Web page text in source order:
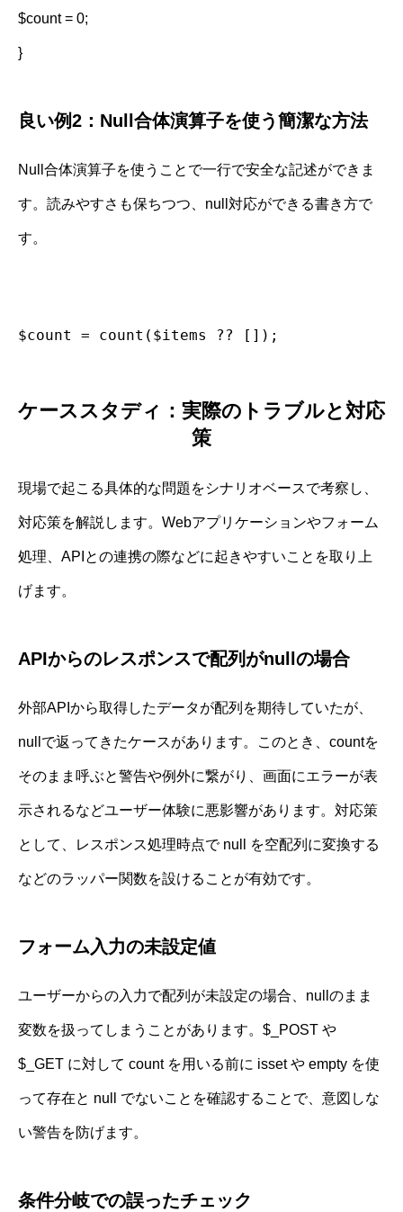
$count = 0;
}
良い例2：Null合体演算子を使う簡潔な方法
Null合体演算子を使うことで一行で安全な記述ができま
す。読みやすさも保ちつつ、null対応ができる書き方で
す。
$count = count($items ?? []);
ケーススタディ：実際のトラブルと対応
策
現場で起こる具体的な問題をシナリオベースで考察し、
対応策を解説します。Webアプリケーションやフォーム
処理、APIとの連携の際などに起きやすいことを取り上
げます。
APIからのレスポンスで配列がnullの場合
外部APIから取得したデータが配列を期待していたが、
nullで返ってきたケースがあります。このとき、countを
そのまま呼ぶと警告や例外に繋がり、画面にエラーが表
示されるなどユーザー体験に悪影響があります。対応策
として、レスポンス処理時点で null を空配列に変換する
などのラッパー関数を設けることが有効です。
フォーム入力の未設定値
ユーザーからの入力で配列が未設定の場合、nullのまま
変数を扱ってしまうことがあります。$_POST や
$_GET に対して count を用いる前に isset や empty を使
って存在と null でないことを確認することで、意図しな
い警告を防げます。
条件分岐での誤ったチェック